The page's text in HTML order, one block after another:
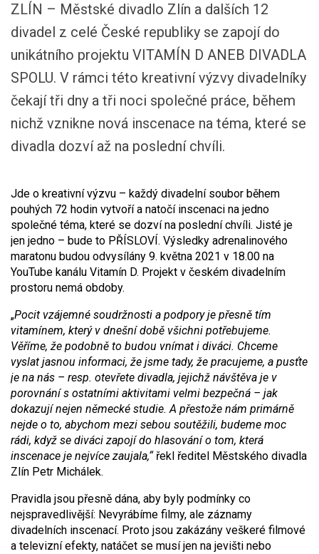
ZLÍN – Městské divadlo Zlín a dalších 12
divadel z celé České republiky se zapojí do
unikátního projektu VITAMÍN D ANEB DIVADLA
SPOLU. V rámci této kreativní výzvy divadelníky
čekají tři dny a tři noci společné práce, během
nichž vznikne nová inscenace na téma, které se
divadla dozví až na poslední chvíli.
Jde o kreativní výzvu – každý divadelní soubor během
pouhých 72 hodin vytvoří a natočí inscenaci na jedno
společné téma, které se dozví na poslední chvíli. Jisté je
jen jedno – bude to PŘÍSLOVÍ. Výsledky adrenalinového
maratonu budou odvysílány 9. května 2021 v 18.00 na
YouTube kanálu Vitamín D. Projekt v českém divadelním
prostoru nemá obdoby.
„Pocit vzájemné soudržnosti a podpory je přesně tím
vitamínem, který v dnešní době všichni potřebujeme.
Věříme, že podobně to budou vnímat i diváci. Chceme
vyslat jasnou informaci, že jsme tady, že pracujeme, a pusťte
je na nás – resp. otevřete divadla, jejichž návštěva je v
porovnání s ostatními aktivitami velmi bezpečná – jak
dokazují nejen německé studie. A přestože nám primárně
nejde o to, abychom mezi sebou soutěžili, budeme moc
rádi, když se diváci zapojí do hlasování o tom, která
inscenace je nejvíce zaujala,“řekl ředitel Městského divadla
Zlín Petr Michálek.
Pravidla jsou přesně dána, aby byly podmínky co
nejspravedlivější: Nevyrábíme filmy, ale záznamy
divadelních inscenací. Proto jsou zakázány veškeré filmové
a televizní efekty, natáčet se musí jen na jevišti nebo